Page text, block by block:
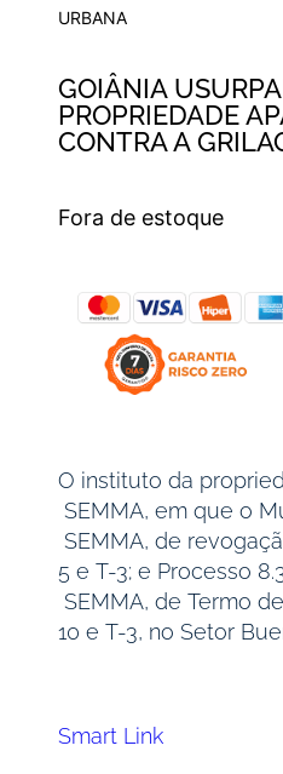
URBANA
GOIÂNIA
PROPRIEDADE
CONTRA A
Fora de estoque
O instituto da
SEMMA, em que o
SEMMA, de
5 e T-3; e Processo
SEMMA, de Termo
10 e T-3, no Setor
Smart Link